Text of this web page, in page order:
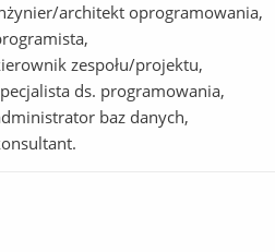
architekt oprogramowania,
zespołu/projektu,
ds. programowania,
baz danych,